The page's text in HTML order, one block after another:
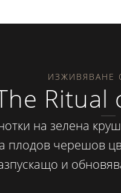
ИЗЖИВЯВАНЕ
Ritual
на зелена
плодов черешов
и